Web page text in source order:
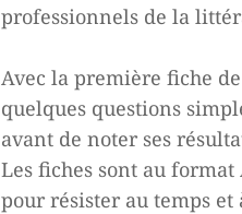
professionnels de la
Avec la première fiche
quelques questions
avant de noter ses
Les fiches sont au
pour résister au temps